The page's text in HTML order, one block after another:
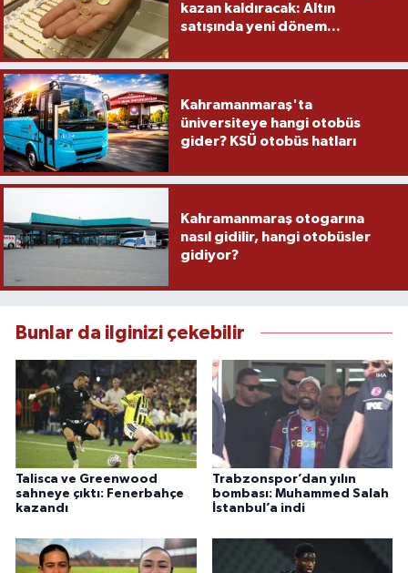
kazan kaldıracak: Altın
satışında yeni dönem...
Kahramanmaraş'ta
üniversiteye hangi otobüs
gider? KSÜ otobüs hatları
Kahramanmaraş otogarına
nasıl gidilir, hangi otobüsler
gidiyor?
Bunlar da ilginizi çekebilir
Talisca ve Greenwood
sahneye çıktı: Fenerbahçe
kazandı
Trabzonspor’dan yılın
bombası: Muhammed Salah
İstanbul’a indi